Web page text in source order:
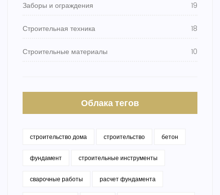
Заборы и ограждения 19
Строительная техника 18
Строительные материалы 10
Облака тегов
строительство дома строительство бетон
фундамент строительные инструменты
сварочные работы расчет фундамента